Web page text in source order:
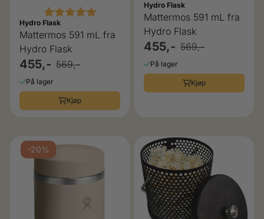
Karakter: 5.0 av 5 mulige
Hydro Flask
Mattermos 591 mL fra
Hydro Flask
455,- 569,-
På lager
Kjøp
Hydro Flask
Mattermos 591 mL fra
Hydro Flask
455,- 569,-
På lager
Kjøp
-20%